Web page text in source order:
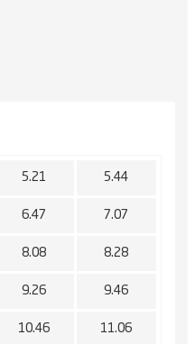
5.21 5.44
6.47 7.07
8.08 8.28
9.26 9.46
10.46 11.06